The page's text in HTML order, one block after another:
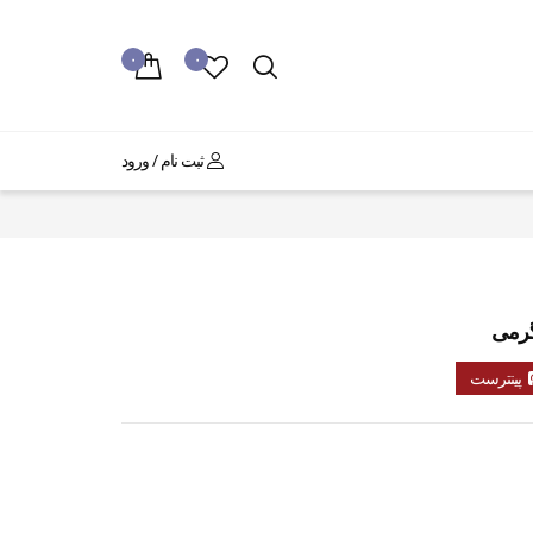
۰ ۰
ثبت نام / ورود
پینترست